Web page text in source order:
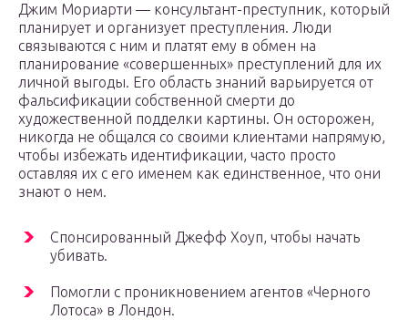
Джим Мориарти — консультант-преступник, который
планирует и организует преступления. Люди
связываются с ним и платят ему в обмен на
планирование «совершенных» преступлений для их
личной выгоды. Его область знаний варьируется от
фальсификации собственной смерти до
художественной подделки картины. Он осторожен,
никогда не общался со своими клиентами напрямую,
чтобы избежать идентификации, часто просто
оставляя их с его именем как единственное, что они
знают о нем.
Спонсированный Джефф Хоуп, чтобы начать
убивать.
Помогли с проникновением агентов «Черного
Лотоса» в Лондон.